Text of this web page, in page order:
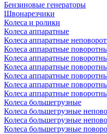
Бензиновые генераторы
Швонарезчики
Колеса и ролики
Колеса аппаратные
Колеса аппаратные
Колеса аппаратные
Колеса аппаратные
Колеса аппаратные
Колеса аппаратные
Колеса аппаратные
Колеса аппаратные
Колеса большегрузные
Колеса большегрузные
Колеса большегрузные
Колеса большегрузные